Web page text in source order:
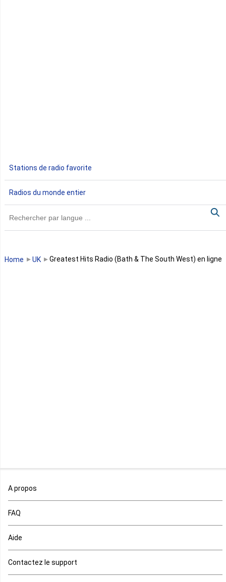
Gambie
Ghana
Guinée
Maroc
Mozambique
Stations de radio favorite
Radios du monde entier
Home UK Greatest Hits Radio (Bath & The South West) en ligne
A propos
FAQ
Aide
Contactez le support